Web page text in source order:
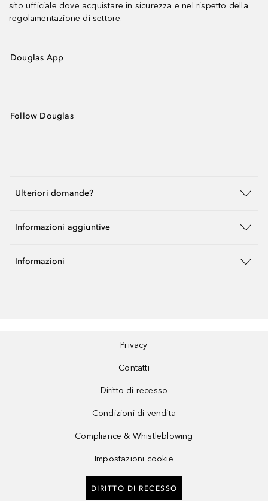
sito ufficiale dove acquistare in sicurezza e nel rispetto della
regolamentazione di settore.
Douglas App
Follow Douglas
Ulteriori domande?
Informazioni aggiuntive
Informazioni
Privacy
Contatti
Diritto di recesso
Condizioni di vendita
Compliance & Whistleblowing
Impostazioni cookie
DIRITTO DI RECESSO